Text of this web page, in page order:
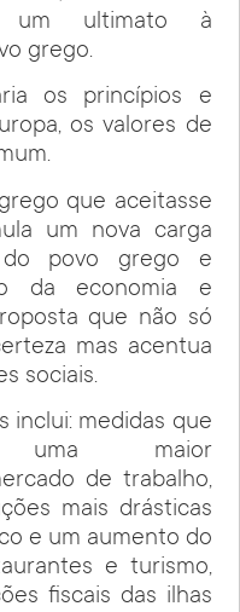
um ultimato à
grego.
os princípios e
os valores de
que aceitasse
um nova carga
do povo grego e
da economia e
que não só
mas acentua
sociais.
inclui: medidas que
uma maior
de trabalho,
mais drásticas
e um aumento do
e turismo,
fiscais das ilhas